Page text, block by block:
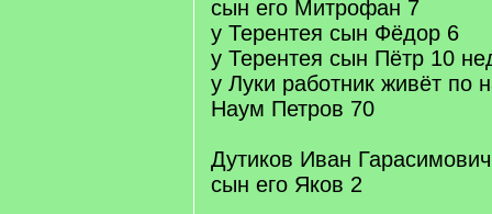
сын его Митрофан 7
у Терентея сын Фёдор 6
у Терентея сын Пётр 10
у Луки работник живёт по
Наум Петров 70
Дутиков Иван
сын его Яков 2